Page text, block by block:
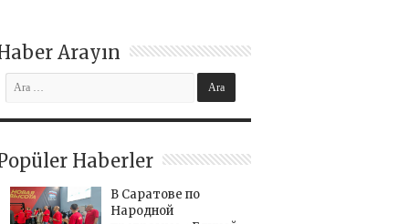
Arayın
Haberler
В Саратове по
Народной